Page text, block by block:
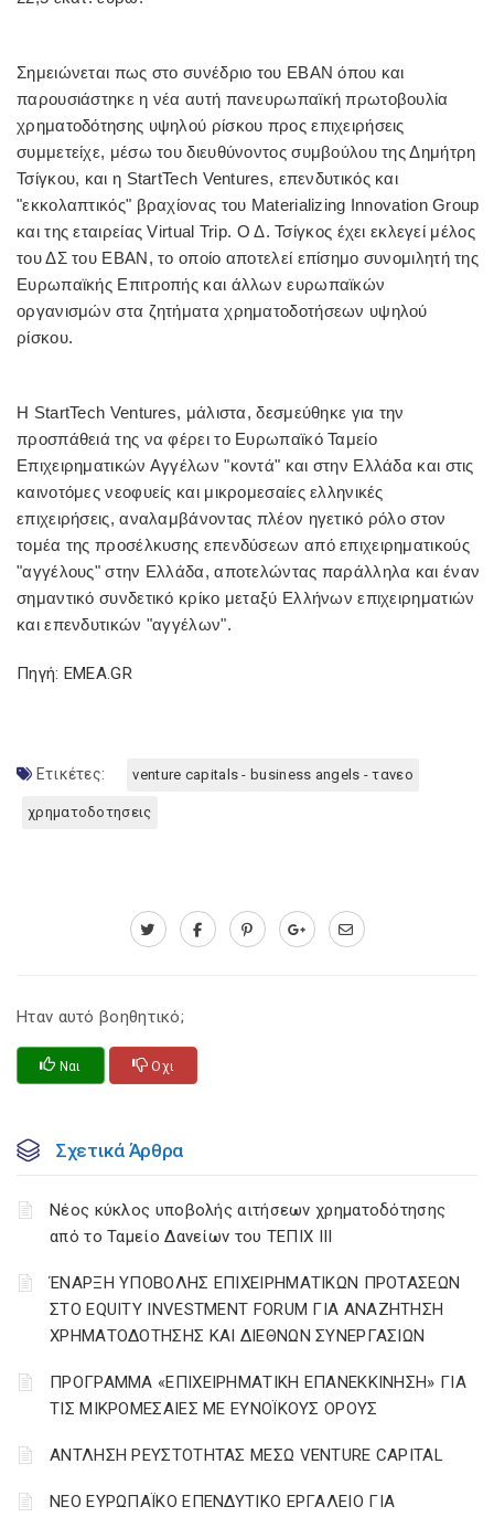
Σημειώνεται πως στο συνέδριο του EBAN όπου και
παρουσιάστηκε η νέα αυτή πανευρωπαϊκή πρωτοβουλία
χρηματοδότησης υψηλού ρίσκου προς επιχειρήσεις
συμμετείχε, μέσω του διευθύνοντος συμβούλου της Δημήτρη
Τσίγκου, και η StartTech Ventures, επενδυτικός και
"εκκολαπτικός" βραχίονας του Materializing Innovation Group
και της εταιρείας Virtual Trip. Ο Δ. Τσίγκος έχει εκλεγεί μέλος
του ΔΣ του EBAN, το οποίο αποτελεί επίσημο συνομιλητή της
Ευρωπαϊκής Επιτροπής και άλλων ευρωπαϊκών
οργανισμών στα ζητήματα χρηματοδοτήσεων υψηλού
ρίσκου.
Η StartTech Ventures, μάλιστα, δεσμεύθηκε για την
προσπάθειά της να φέρει το Ευρωπαϊκό Ταμείο
Επιχειρηματικών Αγγέλων "κοντά" και στην Ελλάδα και στις
καινοτόμες νεοφυείς και μικρομεσαίες ελληνικές
επιχειρήσεις, αναλαμβάνοντας πλέον ηγετικό ρόλο στον
τομέα της προσέλκυσης επενδύσεων από επιχειρηματικούς
"αγγέλους" στην Ελλάδα, αποτελώντας παράλληλα και έναν
σημαντικό συνδετικό κρίκο μεταξύ Ελλήνων επιχειρηματιών
και επενδυτικών "αγγέλων".
Πηγή: EMEA.GR
Ετικέτες: venture capitals - business angels - τανεο
χρηματοδοτησεις
Ηταν αυτό βοηθητικό;
Ναι Οχι
Σχετικά Άρθρα
Νέος κύκλος υποβολής αιτήσεων χρηματοδότησης
από το Ταμείο Δανείων του ΤΕΠΙΧ ΙΙΙ
ΈΝΑΡΞΗ ΥΠΟΒΟΛΗΣ ΕΠΙΧΕΙΡΗΜΑΤΙΚΩΝ ΠΡΟΤΑΣΕΩΝ
ΣΤΟ EQUITY INVESTMENT FORUM ΓΙΑ ΑΝΑΖΗΤΗΣΗ
ΧΡΗΜΑΤΟΔΟΤΗΣΗΣ ΚΑΙ ΔΙΕΘΝΩΝ ΣΥΝΕΡΓΑΣΙΩΝ
ΠΡΟΓΡΑΜΜΑ «ΕΠΙΧΕΙΡΗΜΑΤΙΚΗ ΕΠΑΝΕΚΚΙΝΗΣΗ» ΓΙΑ
ΤΙΣ ΜΙΚΡΟΜΕΣΑΙΕΣ ΜΕ ΕΥΝΟΪΚΟΥΣ ΟΡΟΥΣ
ΑΝΤΛΗΣΗ ΡΕΥΣΤΟΤΗΤΑΣ ΜΕΣΩ VENTURE CAPITAL
ΝΕΟ ΕΥΡΩΠΑΪΚΟ ΕΠΕΝΔΥΤΙΚΟ ΕΡΓΑΛΕΙΟ ΓΙΑ